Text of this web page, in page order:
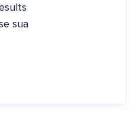
sua